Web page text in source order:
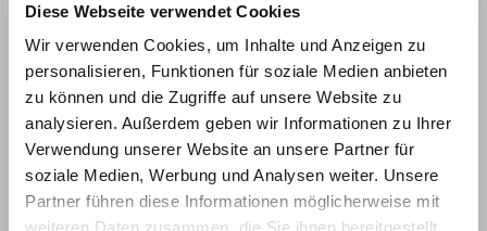
Diese Webseite verwendet Cookies
Wir verwenden Cookies, um Inhalte und Anzeigen zu
personalisieren, Funktionen für soziale Medien anbieten
zu können und die Zugriffe auf unsere Website zu
analysieren. Außerdem geben wir Informationen zu Ihrer
Verwendung unserer Website an unsere Partner für
soziale Medien, Werbung und Analysen weiter. Unsere
Partner führen diese Informationen möglicherweise mit
weiteren Daten zusammen, die Sie ihnen bereitgestellt
Themen des Kirchenkreises und
Weiteres